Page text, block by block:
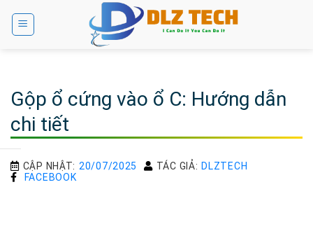
Gộp ổ cứng vào ổ C: Hướng dẫn
chi tiết
CẬP NHẬT: 20/07/2025 TÁC GIẢ: DLZTECH
FACEBOOK